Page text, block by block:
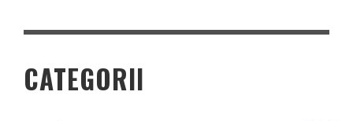
CATEGORII